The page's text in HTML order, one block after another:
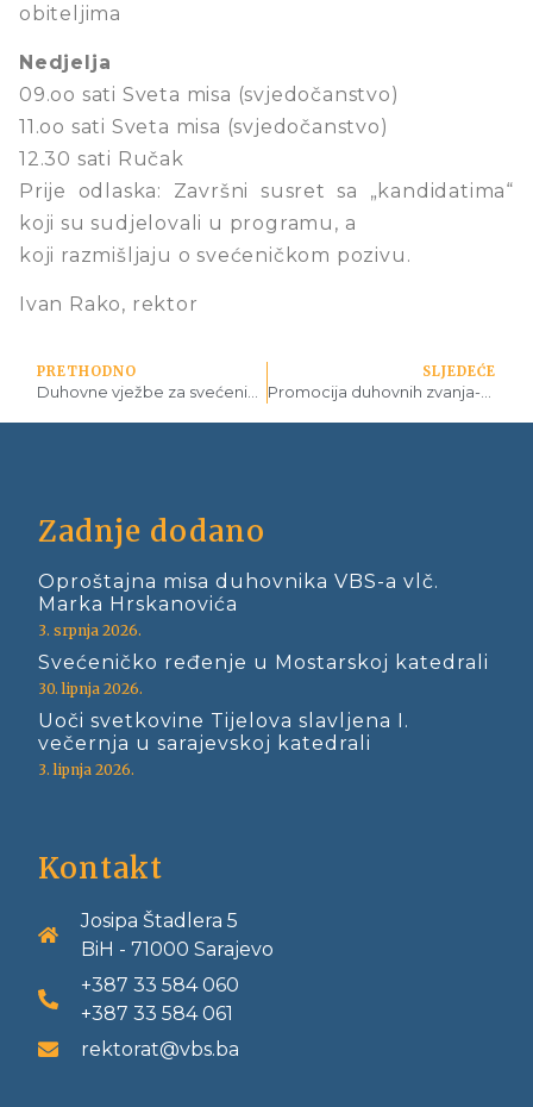
obiteljima
Nedjelja
09.oo sati Sveta misa (svjedočanstvo)
11.oo sati Sveta misa (svjedočanstvo)
12.30 sati Ručak
Prije odlaska: Završni susret sa „kandidatima“
koji su sudjelovali u programu, a
koji razmišljaju o svećeničkom pozivu.
Ivan Rako, rektor
PRETHODNO SLJEDEĆE
Zadnje dodano
Oproštajna misa duhovnika VBS-a vlč.
Marka Hrskanovića
3. srpnja 2026.
Svećeničko ređenje u Mostarskoj katedrali
30. lipnja 2026.
Uoči svetkovine Tijelova slavljena I.
večernja u sarajevskoj katedrali
3. lipnja 2026.
Kontakt
Josipa Štadlera 5
BiH - 71000 Sarajevo
+387 33 584 060
+387 33 584 061
rektorat@vbs.ba